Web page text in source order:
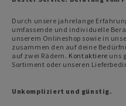
Durch unsere jahrelange
umfassende und individuelle
unserem Onlineshop sowie in
zusammen den auf deine
auf zwei Rädern. Kontaktiere uns
Sortiment oder unseren
Unkompliziert und günstig.